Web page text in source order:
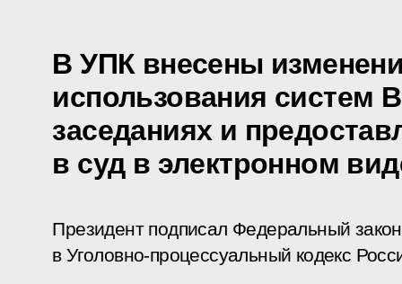
В УПК внесены
использования систем
заседаниях и
в суд в электронном
Президент подписал Федеральный
в Уголовно-процессуальный кодекс